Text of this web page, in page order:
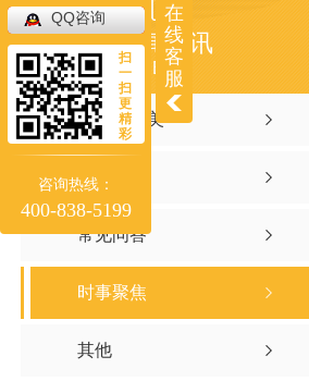
新闻资讯
NEWS
聚焦聚味美
行业资讯
常见问答
时事聚焦
其他
在
线
客
服
QQ咨询
扫
一
扫
更
精
彩
咨询热线：
400-838-5199